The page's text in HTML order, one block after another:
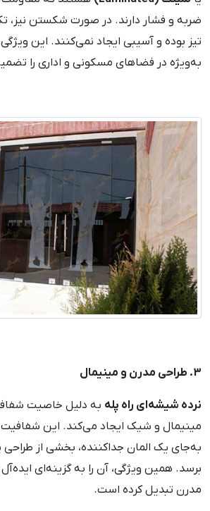
ضربه و فشار دارند. در صورت شکستن نیز،
تیز بوده و آسیبی ایجاد نمی‌کنند. این
به‌ویژه در فضاهای مسکونی و اداری را
3. طراحی مدرن و مینیمال
نرده شیشه‌ای راه پله به دلیل خاصیت
مینیمال و شیک ایجاد می‌کند. این
به‌جای یک المان جداکننده، بخشی از طراحی
برسد. همین ویژگی، آن را به گزینه‌ای
مدرن تبدیل کرده است.